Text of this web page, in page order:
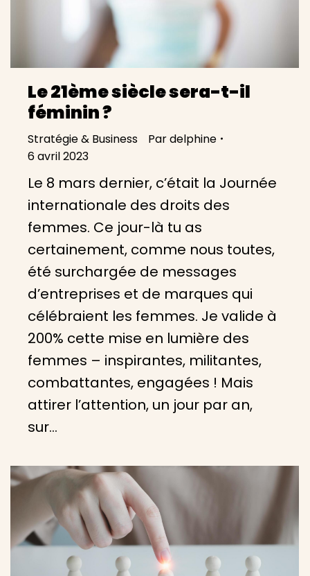
Le 21ème siècle sera-t-il
féminin ?
Stratégie & Business Pardelphine
6 avril 2023
Le 8 mars dernier, c’était la Journée
internationale des droits des
femmes. Ce jour-là tu as
certainement, comme nous toutes,
été surchargée de messages
d’entreprises et de marques qui
célébraient les femmes. Je valide à
200% cette mise en lumière des
femmes – inspirantes, militantes,
combattantes, engagées ! Mais
attirer l’attention, un jour par an,
sur…